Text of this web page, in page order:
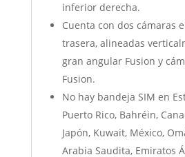
inferior derecha.
Cuenta con dos cámaras
trasera, alineadas
gran angular Fusion y
Fusion.
No hay bandeja SIM en
Puerto Rico, Bahréin,
Japón, Kuwait, México,
Arabia Saudita, Emiratos